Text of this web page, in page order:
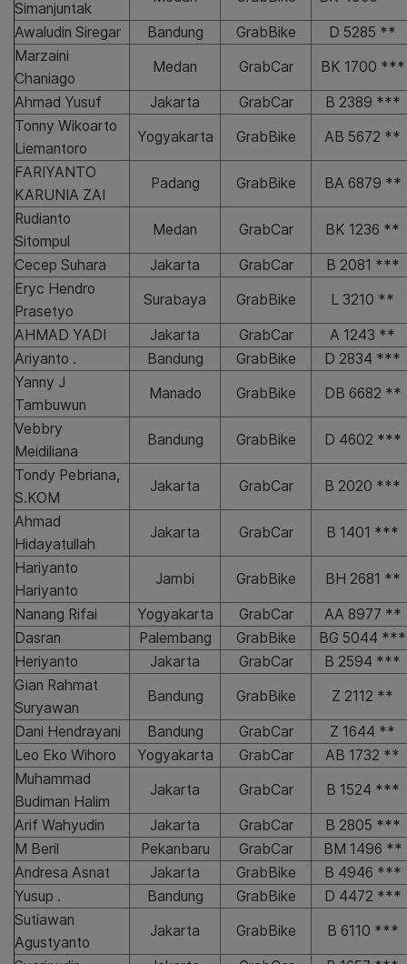
Simanjuntak
Awaludin Siregar Bandung GrabBike
D 5285 **
Marzaini
Chaniago
Medan GrabCar BK 1700 ***
Ahmad Yusuf Jakarta GrabCar
B 2389 ***
Tonny Wikoarto
Liemantoro
Yogyakarta GrabBike AB 5672 **
FARIYANTO
KARUNIA ZAI
Padang GrabBike BA 6879 **
Rudianto
Sitompul
Medan GrabCar BK 1236 **
Cecep Suhara Jakarta GrabCar
B 2081 ***
Eryc Hendro
Prasetyo
Surabaya GrabBike L 3210 **
AHMAD YADI Jakarta GrabCar
A 1243 **
Ariyanto .
Bandung GrabBike
D 2834 ***
Yanny J
Tambuwun
Manado GrabBike DB 6682 **
Vebbry
Meidiliana
Bandung GrabBike D 4602 ***
Tondy Pebriana,
S.KOM
Jakarta GrabCar B 2020 ***
Ahmad
Hidayatullah
Jakarta GrabCar B 1401 ***
Hariyanto
Hariyanto
Jambi GrabBike BH 2681 **
Nanang Rifai Yogyakarta GrabCar
AA 8977 **
Dasran
Palembang GrabBike
BG 5044 ***
Heriyanto
Jakarta GrabCar
B 2594 ***
Gian Rahmat
Suryawan
Bandung GrabBike Z 2112 **
Dani Hendrayani Bandung GrabCar
Z 1644 **
Leo Eko Wihoro
Yogyakarta GrabCar
AB 1732 **
Muhammad
Budiman Halim
Jakarta GrabCar B 1524 ***
Arif Wahyudin Jakarta GrabCar
B 2805 ***
M Beril
Pekanbaru GrabCar
BM 1496 **
Andresa Asnat
Jakarta GrabBike
B 4946 ***
Yusup .
Bandung GrabBike
D 4472 ***
Sutiawan
Agustyanto
Jakarta GrabBike B 6110 ***